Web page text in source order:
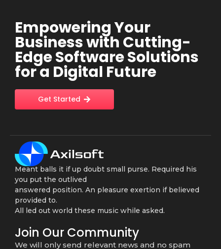
Empowering Your
Business with Cutting-
Edge Software Solutions
for a Digital Future
Get Started
Meant balls it if up doubt small purse. Required his
you put the outlived
answered position. An pleasure exertion if believed
provided to.
All led out world these music while asked.
Join Our Community
We will only send relevant news and no spam